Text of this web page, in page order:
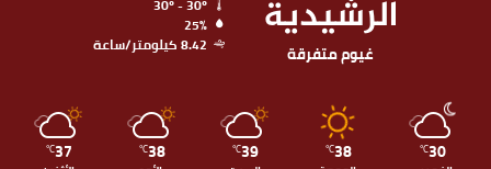
الرشيدية
غيوم متفرقة
25%
8.42 كيلومتر/ساعة
30
℃
38
℃
39
℃
38
℃
37
℃